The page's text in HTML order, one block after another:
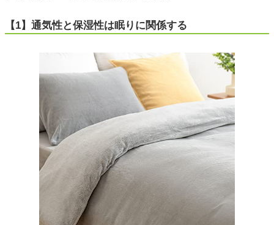
【1】通気性と保湿性は眠りに関係する